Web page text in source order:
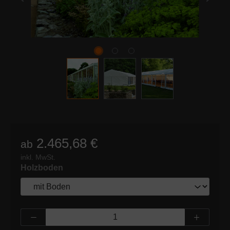
ab 2.465,68 €
inkl. MwSt.
Holzboden
Produkt Anzahl: Gib den gewünschten